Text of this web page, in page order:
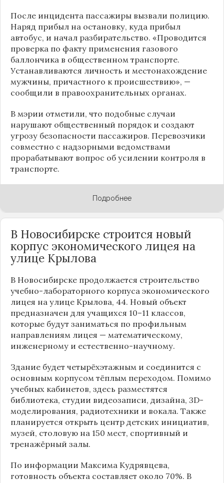
После инцидента пассажиры вызвали полицию.
Наряд прибыл на остановку, куда прибыл
автобус, и начал разбирательство. «Проводится
проверка по факту применения газового
баллончика в общественном транспорте.
Устанавливаются личность и местонахождение
мужчины, причастного к происшествию», —
сообщили в правоохранительных органах.
В мэрии отметили, что подобные случаи
нарушают общественный порядок и создают
угрозу безопасности пассажиров. Перевозчики
совместно с надзорными ведомствами
прорабатывают вопрос об усилении контроля в
транспорте.
Подробнее
В Новосибирске строится новый
корпус экономического лицея на
улице Крылова
В Новосибирске продолжается строительство
учебно-лабораторного корпуса экономического
лицея на улице Крылова, 44. Новый объект
предназначен для учащихся 10–11 классов,
которые будут заниматься по профильным
направлениям лицея — математическому,
инженерному и естественно-научному.
Здание будет четырёхэтажным и соединится с
основным корпусом тёплым переходом. Помимо
учебных кабинетов, здесь разместятся
библиотека, студии видеозаписи, дизайна, 3D-
моделирования, радиотехники и вокала. Также
планируется открыть центр детских инициатив,
музей, столовую на 150 мест, спортивный и
тренажёрный залы.
По информации Максима Кудрявцева,
готовность объекта составляет около 70%. В